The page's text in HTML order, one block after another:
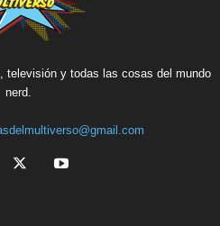
televisión y todas las cosas del mundo
nerd.